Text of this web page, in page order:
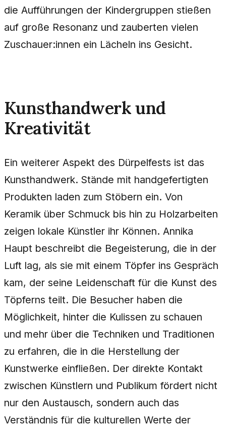
die Aufführungen der Kindergruppen stießen
auf große Resonanz und zauberten vielen
Zuschauer:innen ein Lächeln ins Gesicht.
Kunsthandwerk und
Kreativität
Ein weiterer Aspekt des Dürpelfests ist das
Kunsthandwerk. Stände mit handgefertigten
Produkten laden zum Stöbern ein. Von
Keramik über Schmuck bis hin zu Holzarbeiten
zeigen lokale Künstler ihr Können. Annika
Haupt beschreibt die Begeisterung, die in der
Luft lag, als sie mit einem Töpfer ins Gespräch
kam, der seine Leidenschaft für die Kunst des
Töpferns teilt. Die Besucher haben die
Möglichkeit, hinter die Kulissen zu schauen
und mehr über die Techniken und Traditionen
zu erfahren, die in die Herstellung der
Kunstwerke einfließen. Der direkte Kontakt
zwischen Künstlern und Publikum fördert nicht
nur den Austausch, sondern auch das
Verständnis für die kulturellen Werte der